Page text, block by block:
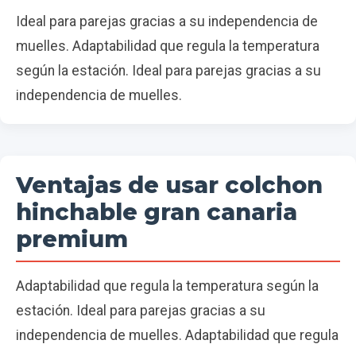
Ideal para parejas gracias a su independencia de
muelles. Adaptabilidad que regula la temperatura
según la estación. Ideal para parejas gracias a su
independencia de muelles.
Ventajas de usar colchon
hinchable gran canaria
premium
Adaptabilidad que regula la temperatura según la
estación. Ideal para parejas gracias a su
independencia de muelles. Adaptabilidad que regula